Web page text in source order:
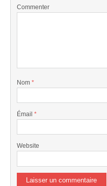
Commenter
Nom *
Émail *
Website